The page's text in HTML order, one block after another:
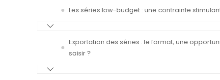
Les séries low-budget : une contrainte
Exportation des séries : le format, une
saisir ?